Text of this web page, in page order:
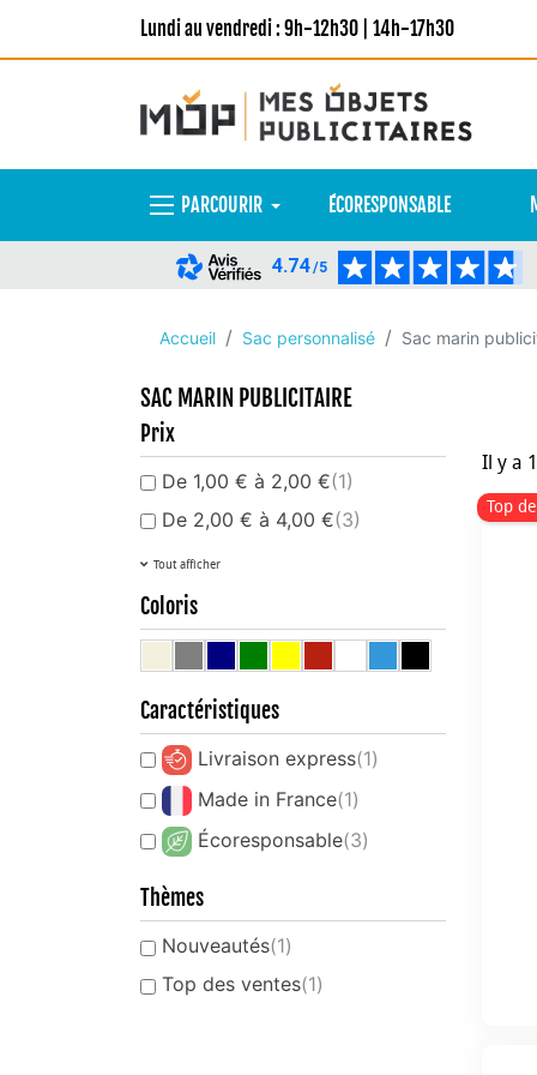
Lundi au vendredi : 9h-12h30 | 14h-17h30
PARCOURIR ÉCORESPONSABLE
4.74/5
Accueil Sac personnalisé Sac marin
SAC MARIN PUBLICITAIRE
Prix
De 1,00 € à 2,00 €(1)
De 2,00 € à 4,00 €(3)
Tout afficher
Coloris
Caractéristiques
Livraison express(1)
Made in France(1)
Écoresponsable(3)
Thèmes
Nouveautés(1)
Top des ventes(1)
Il y a
Top